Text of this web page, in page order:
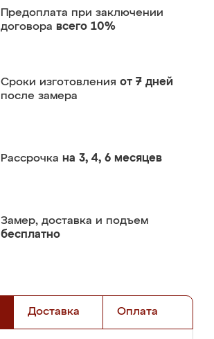
Предоплата при заключении
договора всего 10%
Сроки изготовления от 7 дней
после замера
Рассрочка на 3, 4, 6 месяцев
Замер, доставка и подъем
бесплатно
Доставка Оплата